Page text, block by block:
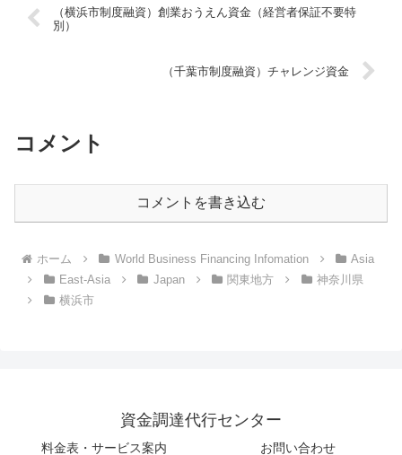
（横浜市制度融資）創業おうえん資金（経営者保証不要特
別）
（千葉市制度融資）チャレンジ資金
コメント
コメントを書き込む
ホーム World Business Financing Infomation
Asia
East-Asia
Japan 関東地方
神奈川県
横浜市
資金調達代行センター
料金表・サービス案内 お問い合わせ